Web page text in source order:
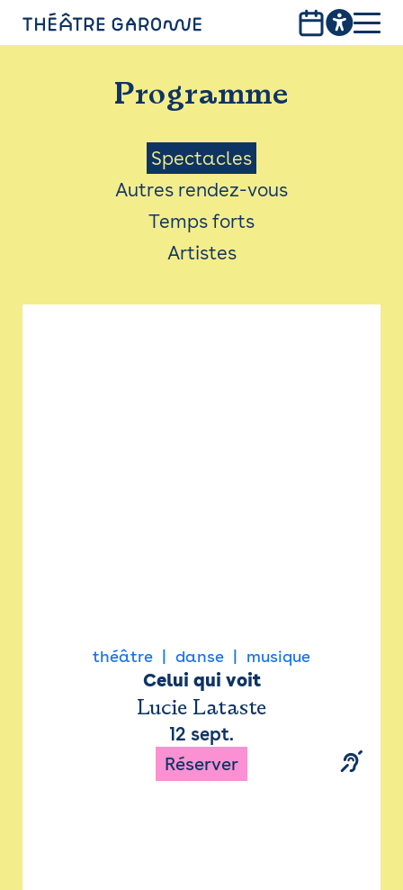
PROGRAMME
INFOS PRATIQUES
AVEC LES PUBLICS
ACCESSIBILITÉ
LES PRODUCTIONS
Programme
Menu
Saison
Spectacles
Autres rendez-vous
Temps forts
Artistes
théâtre danse musique
Celui qui voit
Lucie Lataste
12 sept.
Réserver